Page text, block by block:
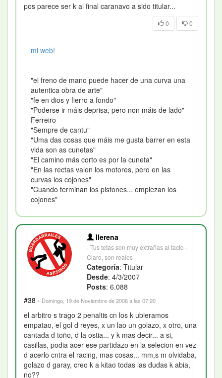
pos parece ser k al final caranavo a sido titular...
0 0
mi web!
"el freno de mano puede hacer de una curva una
autentica obra de arte"
"fe en dios y fierro a fondo"
"Poderse ir máis deprisa, pero non máis de lado"
Ferreiro
"Sempre de cantu"
"Uma das cosas que máis me gusta barrer en esta
vida son as cunetas"
"El camino más corto es por la cuneta"
"En las rectas valen los motores, pero en las
curvas los cojones"
"Cuando terminan los pistones... empiezan los
cojones"
llerena
- Tus tetas son muy extrañas al tacto -
Claro, son reales
Categoría: Titular
Desde: 4/3/2007
Posts: 6.088
#38 · Domingo, 19 de Noviembre de 2006 a las 07:20
el arbitro s trago 2 penaltis cn los k ubieramos
empatao, el gol d reyes, x un lao un golazo, x otro, una
cantada d toño, d la ostia... y k mas decir... a si,
casillas, podia acer ese partidazo en la selecion en vez
d acerlo cntra el racing, mas cosas... mm,s m olvidaba,
golazo d garay, creo k a kitao todas las dudas k abia,
no??